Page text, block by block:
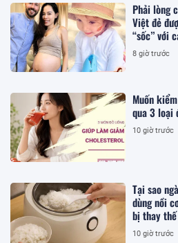
Phải lòng
Việt đẻ
“sốc” với
8 giờ trước
Muốn
qua 3 loại
10 giờ trước
Tại sao
dùng nồi
bị thay
hơn
10 giờ trước